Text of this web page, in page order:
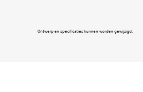
Ontwerp en specificaties kunnen worden gewijzigd.